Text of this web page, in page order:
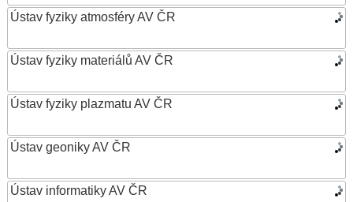
Ústav fyziky atmosféry AV ČR
Ústav fyziky materiálů AV ČR
Ústav fyziky plazmatu AV ČR
Ústav geoniky AV ČR
Ústav informatiky AV ČR